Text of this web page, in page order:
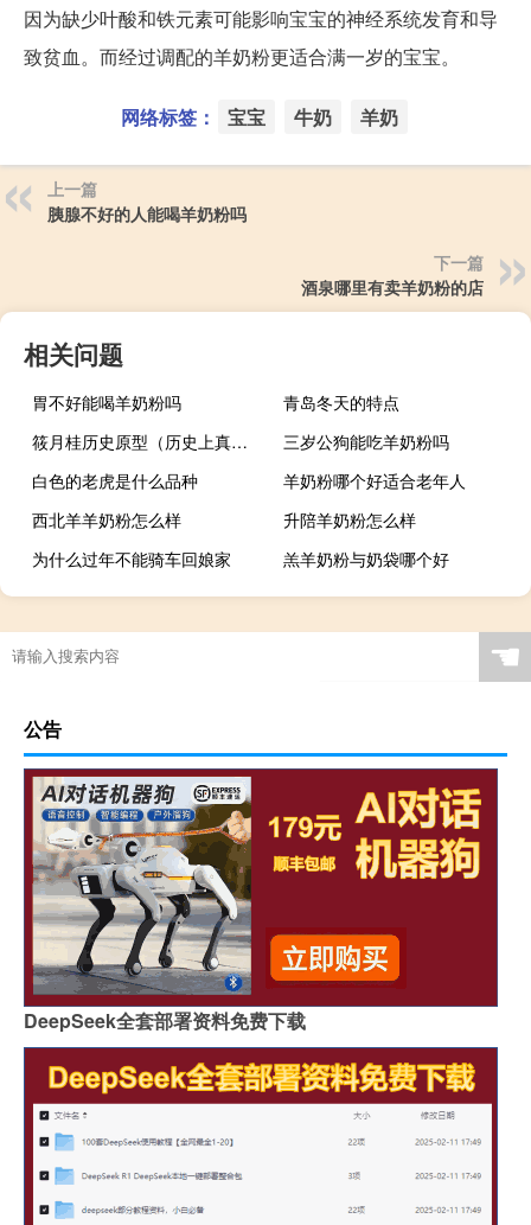
因为缺少叶酸和铁元素可能影响宝宝的神经系统发育和导
致贫血。而经过调配的羊奶粉更适合满一岁的宝宝。
网络标签： 宝宝 牛奶 羊奶
上一篇
胰腺不好的人能喝羊奶粉吗
下一篇
酒泉哪里有卖羊奶粉的店
相关问题
胃不好能喝羊奶粉吗
青岛冬天的特点
筱月桂历史原型（历史上真实的筱月桂）
三岁公狗能吃羊奶粉吗
白色的老虎是什么品种
羊奶粉哪个好适合老年人
西北羊羊奶粉怎么样
升陪羊奶粉怎么样
为什么过年不能骑车回娘家
羔羊奶粉与奶袋哪个好
☚
公告
DeepSeek全套部署资料免费下载